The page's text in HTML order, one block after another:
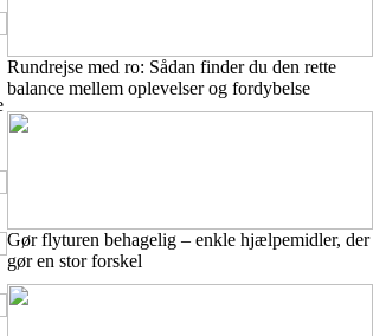
Rundrejse med ro: Sådan finder du den rette
balance mellem oplevelser og fordybelse
Gør flyturen behagelig – enkle hjælpemidler, der
gør en stor forskel